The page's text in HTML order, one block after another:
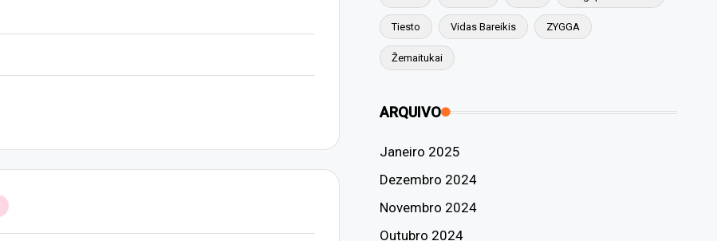
Tiesto Vidas Bareikis ZYGGA
Žemaitukai
ARQUIVO
Janeiro 2025
Dezembro 2024
Novembro 2024
Outubro 2024